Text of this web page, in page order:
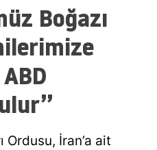
Boğazı
Ordusu, İran’a ait